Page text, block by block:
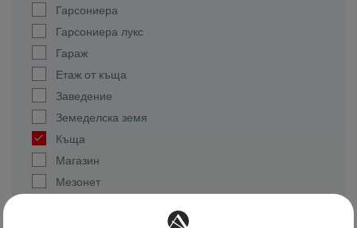
Гарсониера
Гарсониера лукс
Гараж
Етаж от къща
Заведение
Земеделска земя
Къща
Магазин
Мезонет